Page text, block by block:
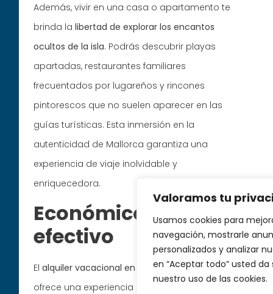
Valoramos tu
Usamos cookies para
navegación, mostrarle
personalizados y analizar
en “Aceptar todo” usted
nuestro uso de las cookies.
Además, vivir en una casa o apartamento te
brinda lalibertad de explorar los encantos
ocultos de la isla. Podrás descubrir playas
apartadas, restaurantes familiares
frecuentados por lugareños y rincones
pintorescos que no suelen aparecer en las
guías turísticas. Esta inmersión en la
autenticidad de Mallorca garantiza una
experiencia de viaje inolvidable y
enriquecedora.
Económico y coste-
efectivo
Elalquiler vacacional en Mallorcano solo
ofrece una experiencia más auténtica, sino